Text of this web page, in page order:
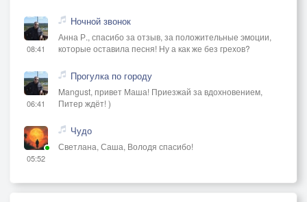
08:41
Ночной звонок
Анна Р., спасибо за отзыв, за положительные эмоции,
которые оставила песня! Ну а как же без грехов?
06:41
Прогулка по городу
Mangust, привет Маша! Приезжай за вдохновением,
Питер ждёт! )
05:52
Чудо
Светлана, Саша, Володя спасибо!